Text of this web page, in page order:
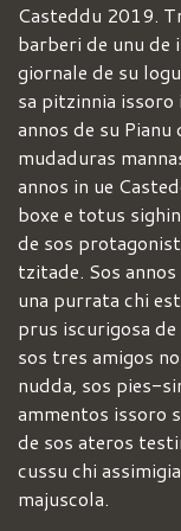
Casteddu 2019.
barberi de unu de
giornale de su
sa pitzinnia issoro
annos de su
mudaduras
annos in ue
boxe e totus
de sos
tzitade. Sos
una purrata chi
prus iscurigosa
sos tres amigos
nudda, sos pies-
ammentos issoro
de sos ateros
cussu chi
majuscola.